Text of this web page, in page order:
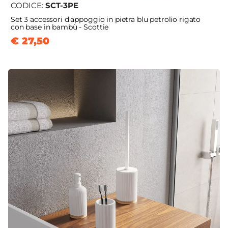
CODICE: SCT-3PE
Set 3 accessori d'appoggio in pietra blu petrolio rigato
con base in bambù - Scottie
€ 27,50